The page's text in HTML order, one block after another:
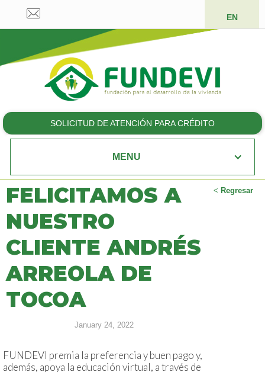
EN
SOLICITUD DE ATENCIÓN PARA CRÉDITO
MENU
< Regresar
FELICITAMOS A
NUESTRO
CLIENTE ANDRÉS
ARREOLA DE
TOCOA
January 24, 2022
FUNDEVI premia la preferencia y buen pago y,
además, apoya la educación virtual, a través de